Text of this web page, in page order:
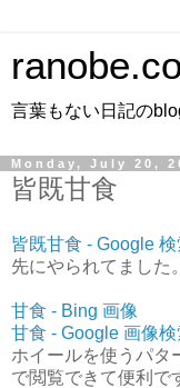
言葉もない日記の
Monday, July 20,
皆既甘食
皆既甘食 - Google 検
先にやられてました。
甘食 - Bing 画像
甘食 - Google 画像検
ホイールを使うパタ
で閲覧できて便利で